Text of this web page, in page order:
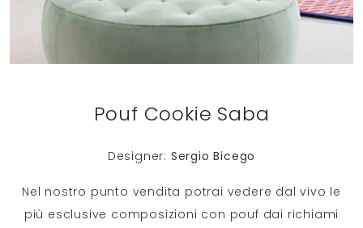
Pouf Cookie Saba
Designer: Sergio Bicego
Nel nostro punto vendita potrai vedere dal vivo le
più esclusive composizioni con pouf dai richiami